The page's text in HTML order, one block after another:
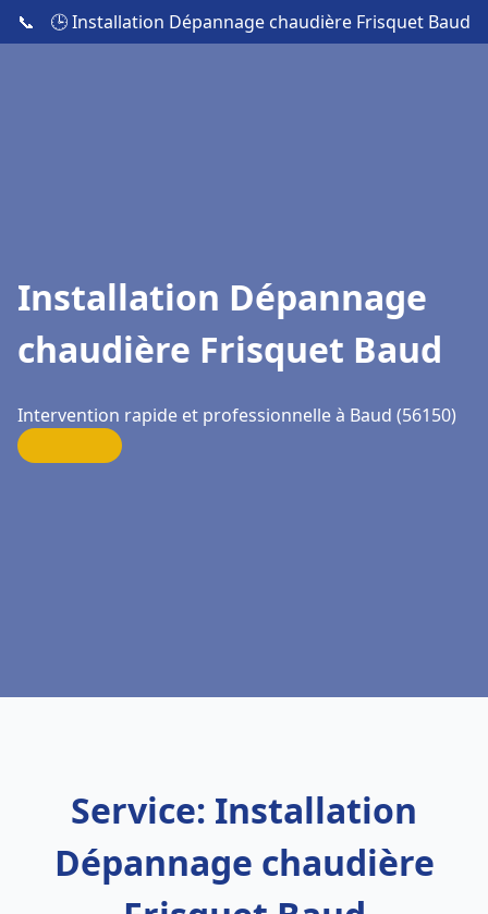
📞 🕒 Installation Dépannage chaudière Frisquet Baud
Installation Dépannage
chaudière Frisquet Baud
Intervention rapide et professionnelle à Baud (56150)
Service: Installation
Dépannage chaudière